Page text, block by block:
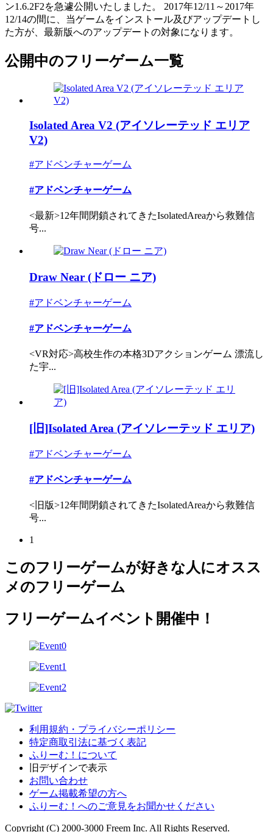
ン1.6.2F2を急遽公開いたしました。 2017年12/11～2017年
12/14の間に、当ゲームをインストール及びアップデートし
た方が、最新版へのアップデートの対象になります。
公開中のフリーゲーム一覧
Isolated Area V2 (アイソレーテッド エリア
V2)
#アドベンチャーゲーム
#アドベンチャーゲーム
<最新>12年間閉鎖されてきたIsolatedAreaから救難信
号...
Draw Near (ドロー ニア)
#アドベンチャーゲーム
#アドベンチャーゲーム
<VR対応>高校生作の本格3Dアクションゲーム 漂流し
た宇...
[旧]Isolated Area (アイソレーテッド エリア)
#アドベンチャーゲーム
#アドベンチャーゲーム
<旧版>12年間閉鎖されてきたIsolatedAreaから救難信
号...
1
このフリーゲームが好きな人にオスス
メのフリーゲーム
フリーゲームイベント開催中！
利用規約・プライバシーポリシー
特定商取引法に基づく表記
ふりーむ！について
旧デザインで表示
お問い合わせ
ゲーム掲載希望の方へ
ふりーむ！へのご意見をお聞かせください
Copyright (C) 2000-3000 Freem Inc. All Rights Reserved.